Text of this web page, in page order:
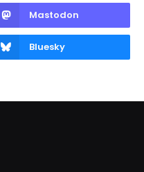
Mastodon
Bluesky